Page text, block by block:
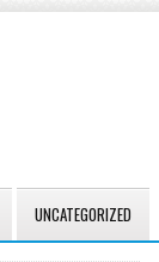
UNCATEGORIZED